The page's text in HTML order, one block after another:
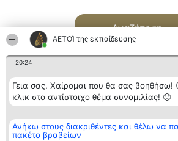
ΑΕΤΟΊ της εκπαίδευσης
20:24
Γεια σας. Χαίρομαι που θα σας βοηθήσω!
κλικ στο αντίστοιχο θέμα συνομιλίας! 🙂
Ανήκω στους διακριθέντες και θέλω να
πακέτο βραβείων
Αναζήτηση
Διοργανωτής της
κατάταξης
BEAUTIFUL COMPANY
Κατάταξη
Διακριθέντες